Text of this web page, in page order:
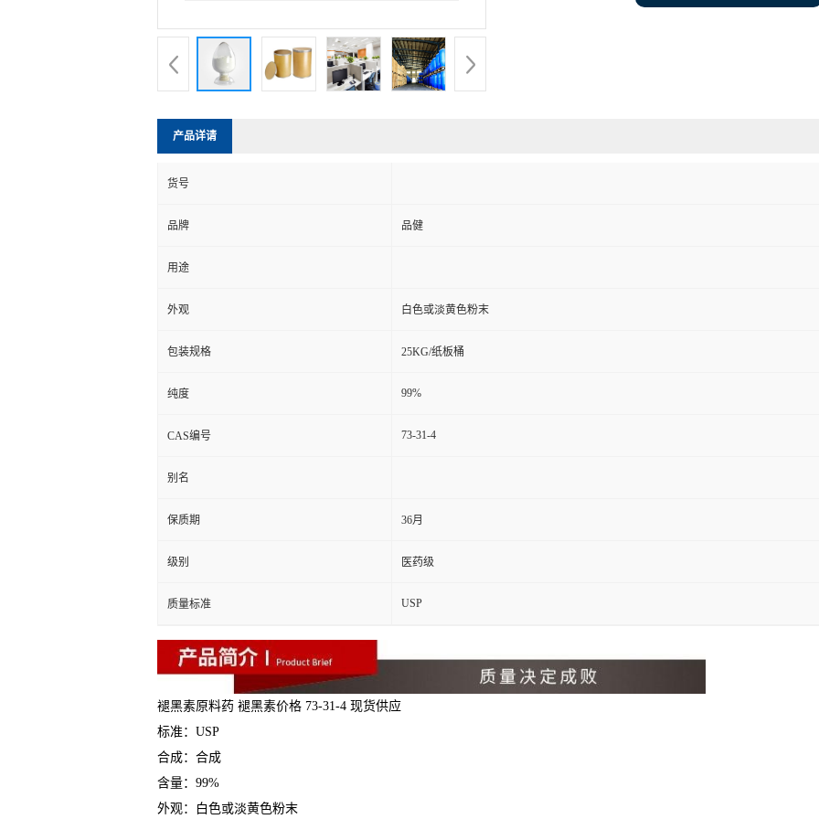
产品详请
货号
品牌 品健
用途
外观 白色或淡黄色粉末
包装规格 25KG/纸板桶
纯度 99%
CAS编号 73-31-4
别名
保质期 36月
级别 医药级
质量标准 USP
褪黑素原料药 褪黑素价格 73-31-4 现货供应
标准：USP
合成：合成
含量：99%
外观：白色或淡黄色粉末